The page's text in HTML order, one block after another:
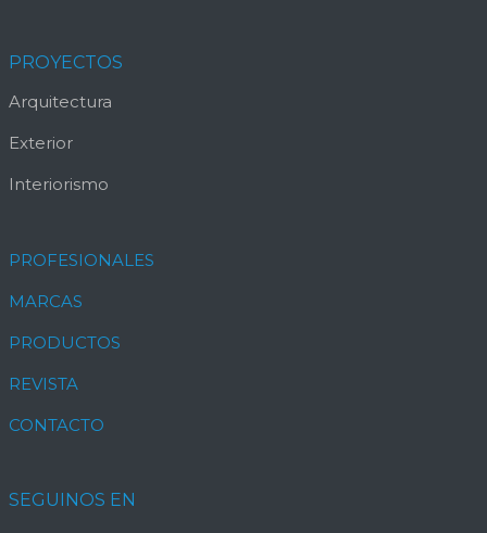
PROYECTOS
Arquitectura
Exterior
Interiorismo
PROFESIONALES
MARCAS
PRODUCTOS
REVISTA
CONTACTO
SEGUINOS EN